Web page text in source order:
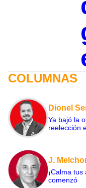
COLUMNAS
Dionel
Ya bajó la
reelección
J.
¡Calma
comenzó